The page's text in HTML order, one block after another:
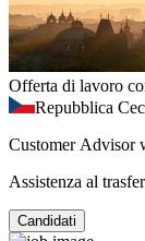
Offerta di lavoro
Repubblica
Customer Advisor
Assistenza al
Candidati